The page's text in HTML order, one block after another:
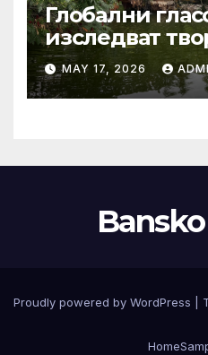
Глобални
изследват
устойчиви
MAY 17, 2026
Proudly powered by WordPress
Home